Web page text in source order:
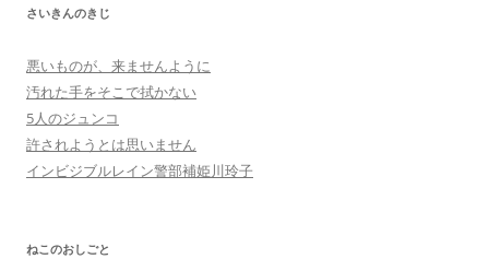
さいきんのきじ
悪いものが、来ませんように
汚れた手をそこで拭かない
5人のジュンコ
許されようとは思いません
インビジブルレイン警部補姫川玲子
ねこのおしごと